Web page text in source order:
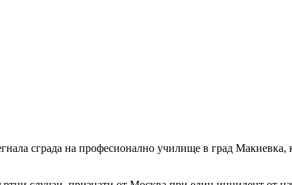
сграда на професионално училище в град